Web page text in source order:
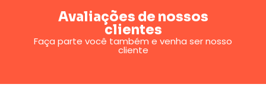
Avaliações de nossos
clientes
Faça parte você também e venha ser nosso
cliente